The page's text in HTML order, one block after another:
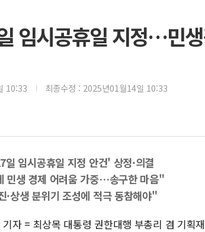
[AI MY 뉴스
뉴욕증시
보훈부, 미
트럼프 "금리
李 대통령, '6
임시공휴일 지정…민
10:33 최종수정 : 2025년01월14일 10:33
임시공휴일 지정 안건' 상정·의결
민생 경제 어려움 가중…송구한 마음"
·상생 분위기 조성에 적극 동참해야"
자 = 최상목 대통령 권한대행 부총리 겸 기획